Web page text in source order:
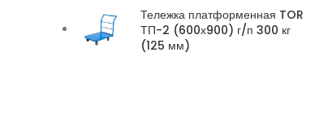
Тележка платформенная TOR
ТП-2 (600х900) г/п 300 кг
(125 мм)